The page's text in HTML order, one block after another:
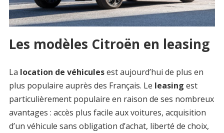
Les modèles Citroën en leasing
La location de véhiculesest aujourd’hui de plus en
plus populaire auprès des Français. Le leasing est
particulièrement populaire en raison de ses nombreux
avantages : accès plus facile aux voitures, acquisition
d’un véhicule sans obligation d’achat, liberté de choix,